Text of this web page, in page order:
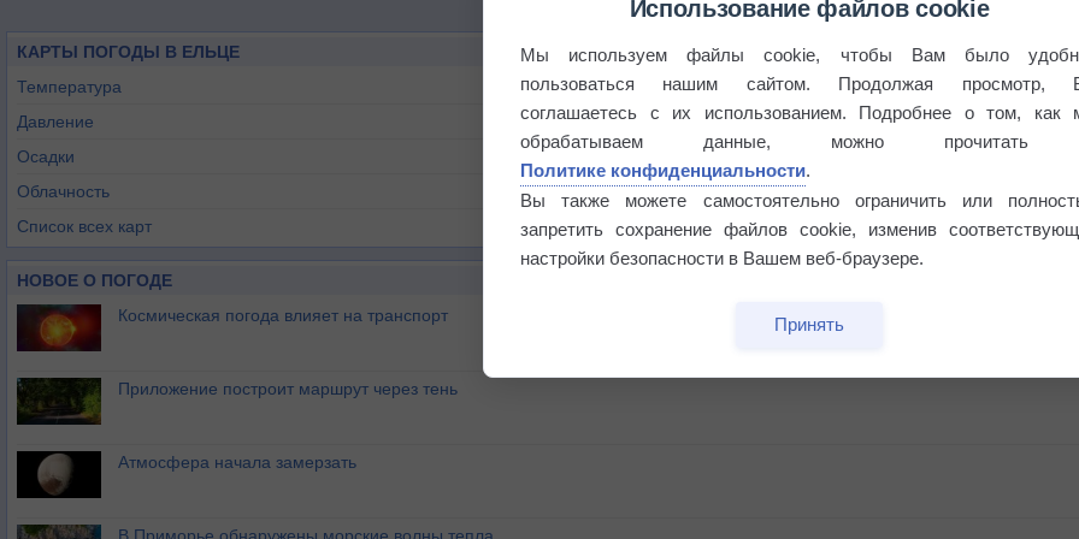
КАРТЫ ПОГОДЫ В ЕЛЬЦЕ
Температура
Давление
Осадки
Облачность
Список всех карт
НОВОЕ О ПОГОДЕ
Космическая погода влияет на транспорт
Приложение построит маршрут через тень
Атмосфера начала замерзать
Использование файлов cookie
Мы используем файлы cookie, чтобы Вам было
пользоваться нашим сайтом. Продолжая просмотр,
соглашаетесь с их использованием. Подробнее о том, как
обрабатываем данные, можно прочитать
Политике конфиденциальности.
Вы также можете самостоятельно ограничить или
запретить сохранение файлов cookie, изменив
настройки безопасности в Вашем веб-браузере.
Принять